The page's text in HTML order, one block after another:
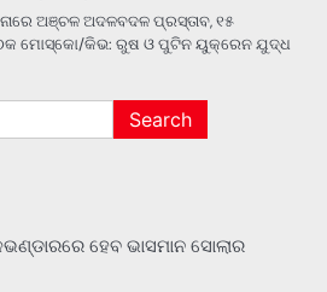
ଅଞ୍ଚଳ ଅଦଳବଦଳ ପ୍ରସ୍ତାବ, ୧୫
ମୋସ୍କୋ/କିଭ: ରୁଷ ଓ ପୁଟିନ ୟୁକ୍ରେନ ଯୁଦ୍ଧ
ହେବ ଭାସମାନ ସୋଲାର